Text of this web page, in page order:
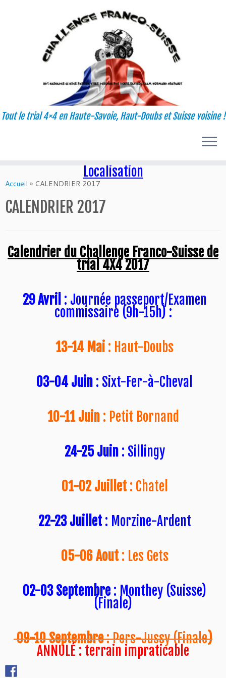
au
Tout le trial 4×4 en Haute-Savoie, Haut-Doubs et Suisse voisine !
Accueil » CALENDRIER 2017
CALENDRIER 2017
Calendrier du Challenge Franco-Suisse de
trial 4X4 2017
29 Avril : Journée passeport/Examen
commissaire (9h-15h) :
Localisation
13-14 Mai : Haut-Doubs
03-04 Juin : Sixt-Fer-à-Cheval
10-11 Juin: Petit Bornand
24-25 Juin: Sillingy
01-02 Juillet: Chatel
22-23 Juillet: Morzine-Ardent
05-06 Aout: Les Gets
02-03 Septembre : Monthey (Suisse)
(Finale)
09-10 Septembre: Pers-Jussy (Finale)
ANNULÉ : terrain impraticable